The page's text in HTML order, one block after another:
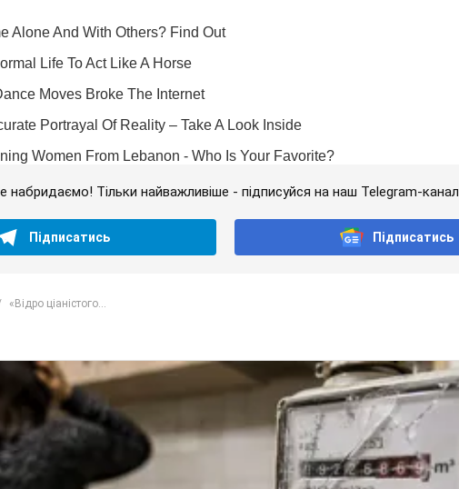
набридаємо! Тільки найважливіше - підписуйся на наш Telegram-канал
Підписатись Підписатись
«Відро ціаністого...